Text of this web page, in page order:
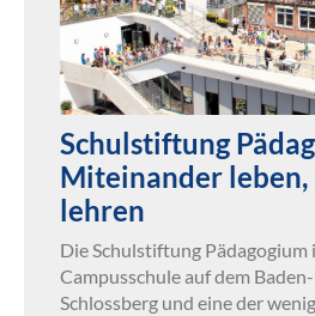
Schulstiftung
Miteinander leben,
lehren
Die Schulstiftung Pädagogium
Campusschule auf dem
Schlossberg und eine der